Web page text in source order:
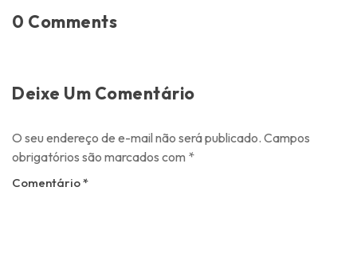
0 Comments
Deixe Um Comentário
O seu endereço de e-mail não será publicado. Campos
obrigatórios são marcados com *
Comentário*